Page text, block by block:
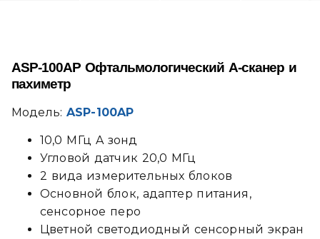
ASP-100AP Офтальмологический А-сканер и
пахиметр
Модель: ASP-100AP
10,0 МГц A зонд
Угловой датчик 20,0 МГц
2 вида измерительных блоков
Основной блок, адаптер питания,
сенсорное перо
Цветной светодиодный сенсорный экран